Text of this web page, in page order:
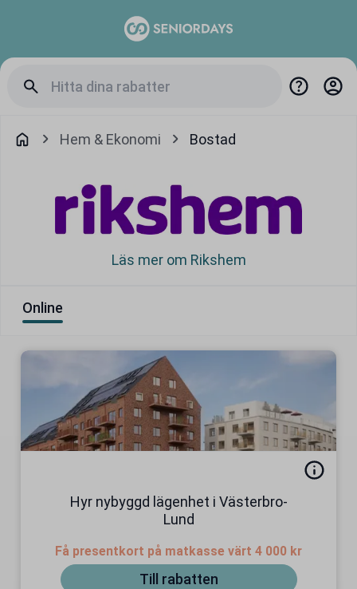
Hem & Ekonomi Bostad
Läs mer om Rikshem
Online
Hyr nybyggd lägenhet i Västerbro-
Lund
Få presentkort på matkasse värt 4 000 kr
Till rabatten